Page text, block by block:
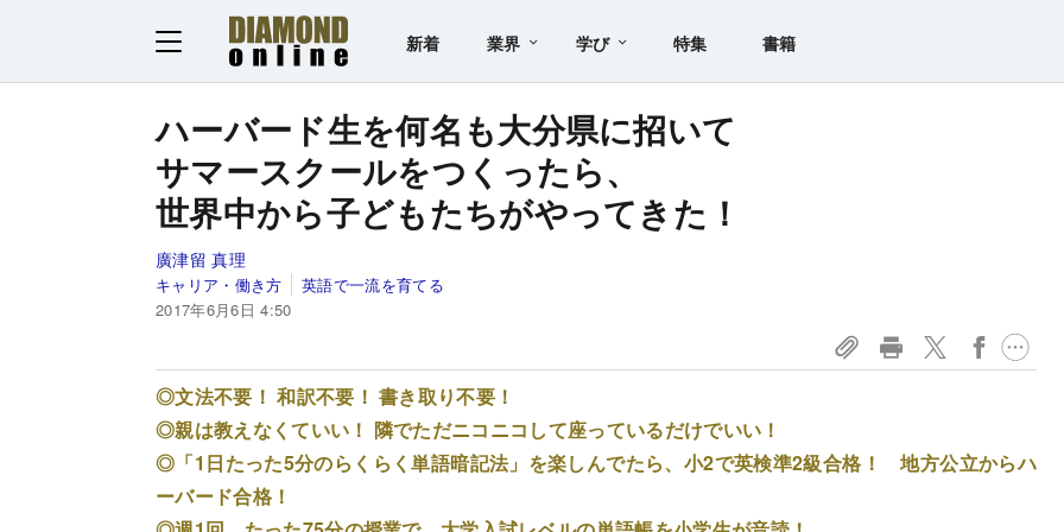
新着 業界 学び 特集 書籍
ハーバード生を何名も大分県に招いて
サマースクールをつくったら、
世界中から子どもたちがやってきた！
廣津留 真理
キャリア・働き方
英語で一流を育てる
2017年6月6日 4:50
◎文法不要！ 和訳不要！ 書き取り不要！
◎親は教えなくていい！ 隣でただニコニコして座っているだけでいい！
◎「1日たった5分のらくらく単語暗記法」を楽しんでたら、小2で英検準2級合格！ 地方公立からハ
ーバード合格！